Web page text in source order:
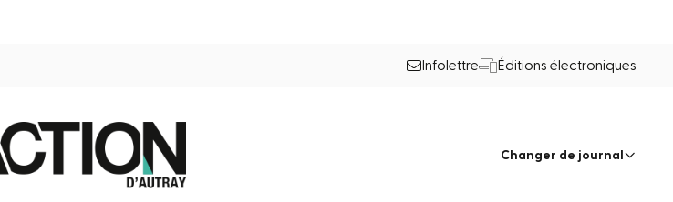
Infolettre Éditions électroniques
Changer de journal